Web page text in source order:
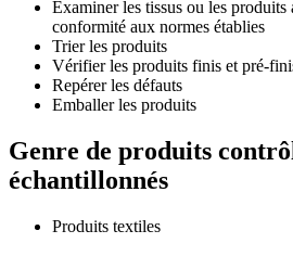
Examiner les tissus ou les
conformité aux normes établies
Trier les produits
Vérifier les produits finis et pré-
Repérer les défauts
Emballer les produits
Genre de produits
échantillonnés
Produits textiles